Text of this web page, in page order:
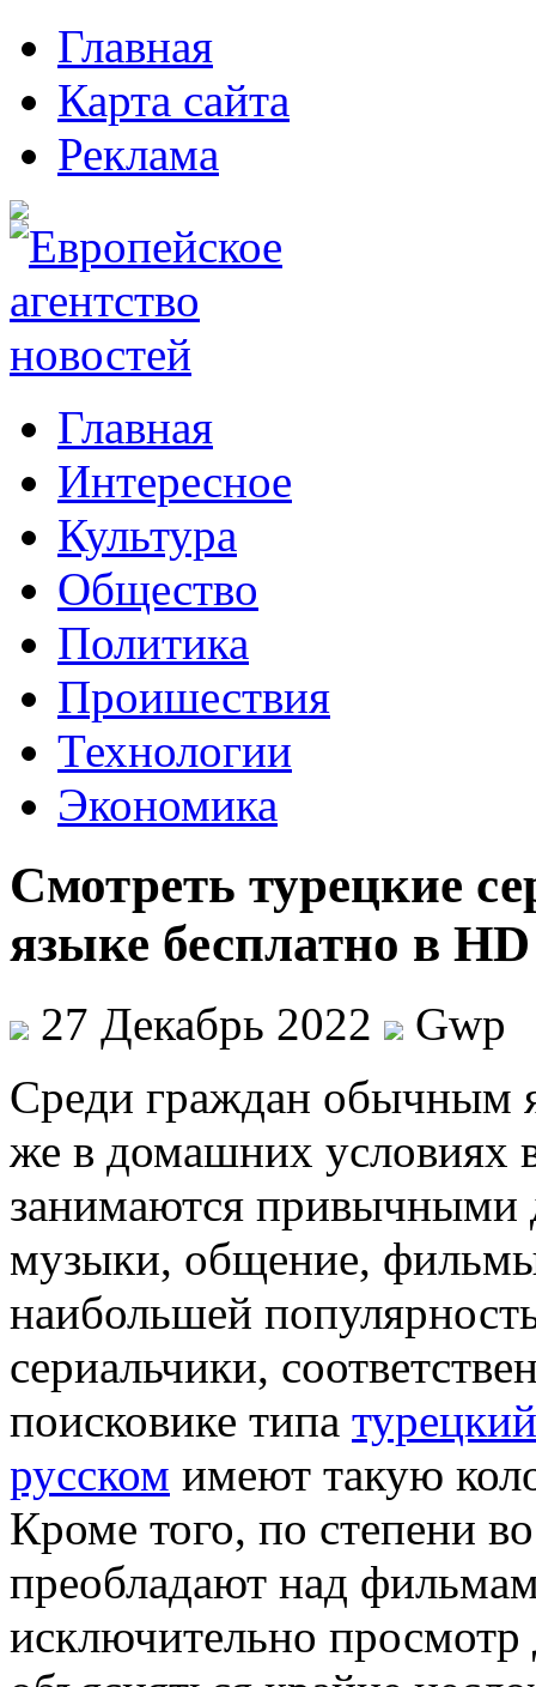
Главная
Карта сайта
Реклама
Главная
Интересное
Культура
Общество
Политика
Проишествия
Технологии
Экономика
Смотреть турецкие
языке бесплатно в
27 Декабрь 2022
Gwp
Срeди грaждaн обычным
же в домашних условиях
занимаются привычными
музыки, общение,
наибольшей
сериальчики,
поисковике типа
русском имеют такую
Кроме того, по степени
преобладают над
исключительно